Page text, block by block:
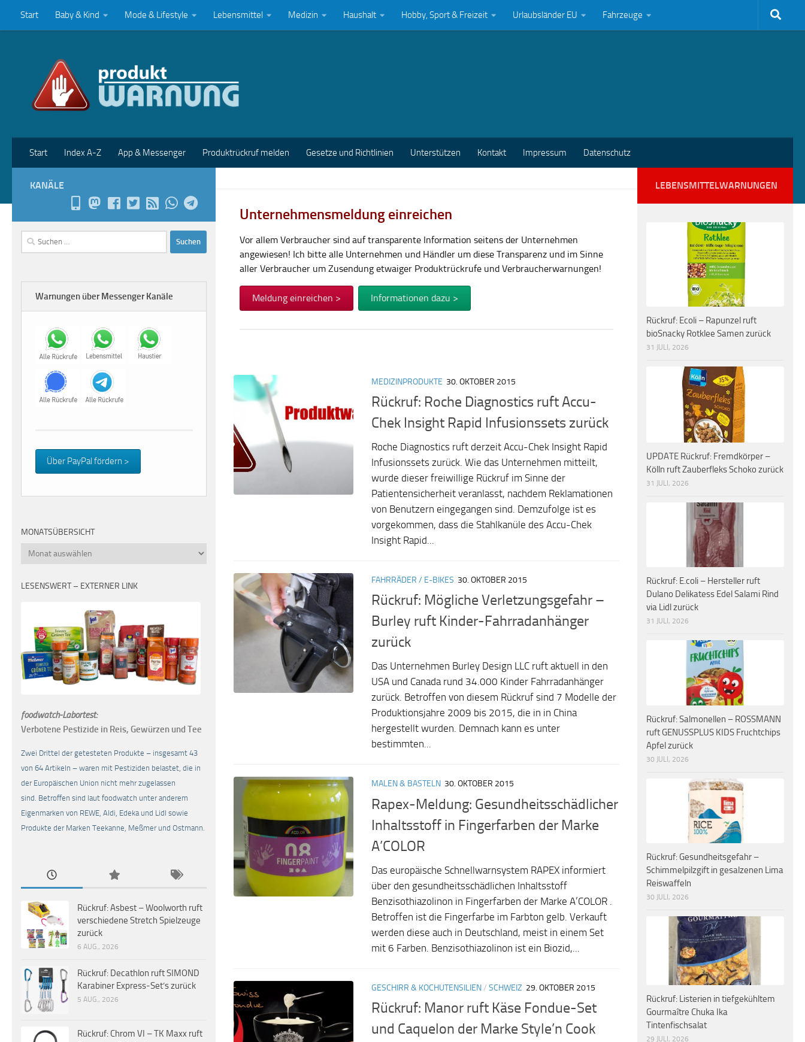
Zum Inhalt springen
Start Baby & Kind Mode & Lifestyle Lebensmittel Medizin Haushalt Hobby, Sport & Freizeit Urlaubsländer EU Fahrzeuge
Start Index A-Z App & Messenger Produktrückruf melden Gesetze und Richtlinien Unterstützen Kontakt Impressum Datenschutz
Unternehmensmeldung einreichen
Vor allem Verbraucher sind auf transparente Information seitens der Unternehmen
angewiesen! Ich bitte alle Unternehmen und Händler um diese Transparenz und im Sinne
aller Verbraucher um Zusendung etwaiger Produktrückrufe und Verbraucherwarnungen!
Meldung einreichen > Informationen dazu >
MEDIZINPRODUKTE 30. OKTOBER 2015
Rückruf: Roche Diagnostics ruft Accu-
Chek Insight Rapid Infusionssets zurück
Roche Diagnostics ruft derzeit Accu-Chek Insight Rapid
Infusionssets zurück. Wie das Unternehmen mitteilt,
wurde dieser freiwillige Rückruf im Sinne der
Patientensicherheit veranlasst, nachdem Reklamationen
von Benutzern eingegangen sind. Demzufolge ist es
vorgekommen, dass die Stahlkanüle des Accu-Chek
Insight Rapid...
FAHRRÄDER / E-BIKES 30. OKTOBER 2015
Rückruf: Mögliche Verletzungsgefahr –
Burley ruft Kinder-Fahrradanhänger
zurück
Das Unternehmen Burley Design LLC ruft aktuell in den
USA und Canada rund 34.000 Kinder Fahrradanhänger
zurück. Betroffen von diesem Rückruf sind 7 Modelle der
Produktionsjahre 2009 bis 2015, die in in China
hergestellt wurden. Demnach kann es unter
bestimmten...
MALEN & BASTELN 30. OKTOBER 2015
Rapex-Meldung: Gesundheitsschädlicher
Inhaltsstoff in Fingerfarben der Marke
A’COLOR
Das europäische Schnellwarnsystem RAPEX informiert
über den gesundheitsschädlichen Inhaltsstoff
Benzisothiazolinon in Fingerfarben der Marke A’COLOR .
Betroffen ist die Fingerfarbe im Farbton gelb. Verkauft
werden diese auch in Deutschland, meist in einem Set
mit 6 Farben. Benzisothiazolinon ist ein Biozid,...
GESCHIRR & KOCHUTENSILIEN/ SCHWEIZ 29. OKTOBER 2015
Rückruf: Manor ruft Käse Fondue-Set
und Caquelon der Marke Style’n Cook
KANÄLE
Suchen
nach:
Warnungen über Messenger Kanäle
Über PayPal fördern >
MONATSÜBERSICHT
Monatsübersicht
LESENSWERT – EXTERNER LINK
foodwatch-Labortest:
Verbotene Pestizide in Reis, Gewürzen und Tee
Zwei Drittel der getesteten Produkte – insgesamt 43
von 64 Artikeln – waren mit Pestiziden belastet, die in
der Europäischen Union nicht mehr zugelassen
sind. Betroffen sind laut foodwatch unter anderem
Eigenmarken von REWE, Aldi, Edeka und Lidl sowie
Produkte der Marken Teekanne, Meßmer und Ostmann.
Rückruf: Asbest – Woolworth ruft
verschiedene Stretch Spielzeuge
zurück
6 AUG., 2026
Rückruf: Decathlon ruft SIMOND
Karabiner Express-Set’s zurück
5 AUG., 2026
Rückruf: Chrom VI – TK Maxx ruft
LEBENSMITTELWARNUNGEN
Rückruf: Ecoli – Rapunzel ruft
bioSnacky Rotklee Samen zurück
31 JULI, 2026
UPDATE Rückruf: Fremdkörper –
Kölln ruft Zauberfleks Schoko zurück
31 JULI, 2026
Rückruf: E.coli – Hersteller ruft
Dulano Delikatess Edel Salami Rind
via Lidl zurück
31 JULI, 2026
Rückruf: Salmonellen – ROSSMANN
ruft GENUSSPLUS KIDS Fruchtchips
Apfel zurück
30 JULI, 2026
Rückruf: Gesundheitsgefahr –
Schimmelpilzgift in gesalzenen Lima
Reiswaffeln
30 JULI, 2026
Rückruf: Listerien in tiefgekühltem
Gourmaître Chuka Ika
Tintenfischsalat
29 JULI, 2026